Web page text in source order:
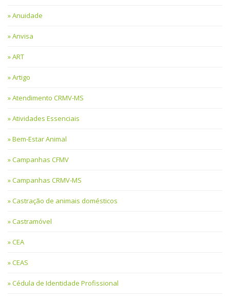
Anuidade
Anvisa
ART
Artigo
Atendimento CRMV-MS
Atividades Essenciais
Bem-Estar Animal
Campanhas CFMV
Campanhas CRMV-MS
Castração de animais domésticos
Castramóvel
CEA
CEAS
Cédula de Identidade Profissional